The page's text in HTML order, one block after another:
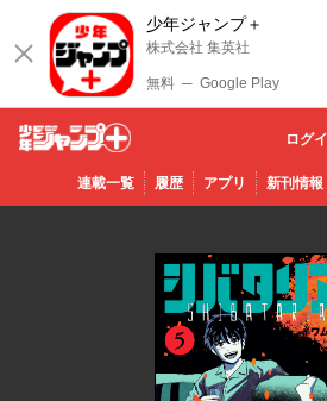
少年ジャンプ＋
株式会社 集英社
無料 ─ Google Play
少年ジ
ャンプ
連載一覧 履歴 アプリ 新刊情報
ログ